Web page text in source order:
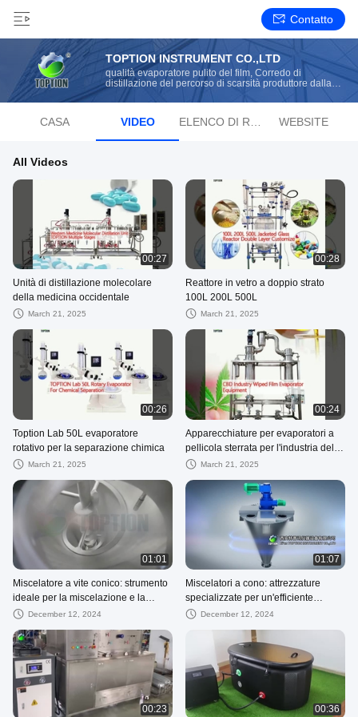
Contatto
TOPTION INSTRUMENT CO.,LTD
qualità evaporatore pulito del film, Corredo di
distillazione del percorso di scarsità produttore dalla
CASA VIDEO WEBSITE
All Videos
00:27
Unità di distillazione molecolare
della medicina occidentale
March 21, 2025
00:28
Reattore in vetro a doppio strato
100L 200L 500L
March 21, 2025
00:26
Toption Lab 50L evaporatore
rotativo per la separazione chimica
March 21, 2025
00:24
Apparecchiature per evaporatori a
pellicola sterrata per l'industria del
CBDMarch 21, 2025
01:01
Miscelatore a vite conico: strumento
ideale per la miscelazione e la
miscelazione precise
December 12, 2024
01:07
Miscelatori a cono: attrezzature
specializzate per un'efficiente
miscelazione e miscelazione
December 12, 2024
00:23 00:36